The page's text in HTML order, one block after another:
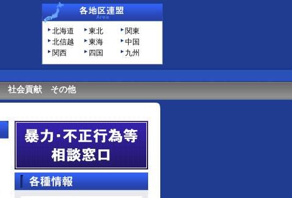
北海道 東北
関東
北信越
東海
中国
関西
四国 九州
社会貢献 その他